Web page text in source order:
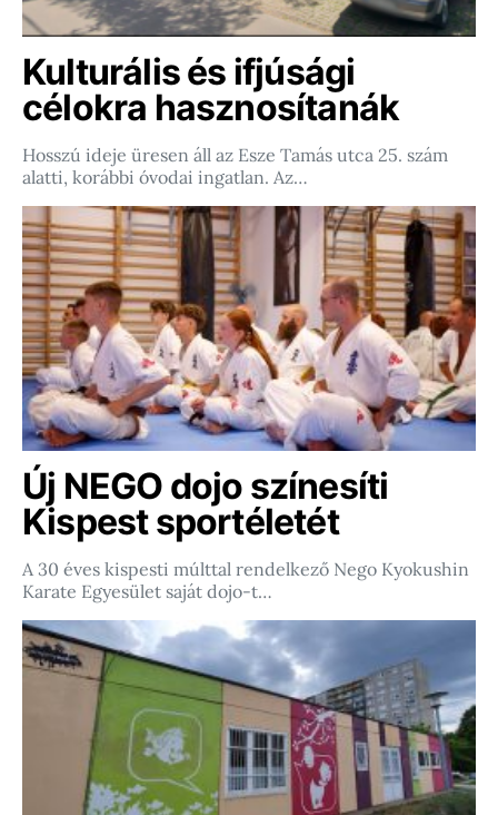
Kulturális és ifjúsági
célokra hasznosítanák
Hosszú ideje üresen áll az Esze Tamás utca 25. szám
alatti, korábbi óvodai ingatlan. Az…
Új NEGO dojo színesíti
Kispest sportéletét
A 30 éves kispesti múlttal rendelkező Nego Kyokushin
Karate Egyesület saját dojo-t…